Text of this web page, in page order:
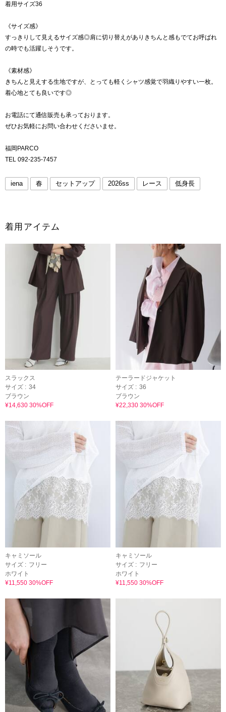
着用サイズ36
《サイズ感》
すっきりして見えるサイズ感◎肩に切り替えがありきちんと感もでてお呼ばれ
の時でも活躍しそうです。
《素材感》
きちんと見えする生地ですが、とっても軽くシャツ感覚で羽織りやすい一枚。
着心地とても良いです◎
お電話にて通信販売も承っております。
ぜひお気軽にお問い合わせくださいませ。
福岡PARCO
TEL 092-235-7457
iena 春 セットアップ 2026ss レース 低身長
着用アイテム
スラックス
サイズ : 34
ブラウン
¥14,630 30%OFF
テーラードジャケット
サイズ : 36
ブラウン
¥22,330 30%OFF
キャミソール
サイズ : フリー
ホワイト
¥11,550 30%OFF
キャミソール
サイズ : フリー
ホワイト
¥11,550 30%OFF